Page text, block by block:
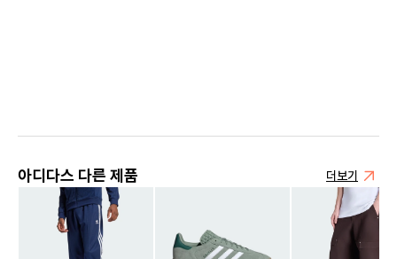
아디다스 다른 제품 더보기